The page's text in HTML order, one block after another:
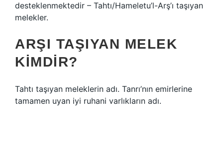
desteklenmektedir – Tahtı/Hameletu’l-Arş’ı taşıyan
melekler.
ARŞI TAŞIYAN MELEK
KIMDIR?
Tahtı taşıyan meleklerin adı. Tanrı’nın emirlerine
tamamen uyan iyi ruhani varlıkların adı.